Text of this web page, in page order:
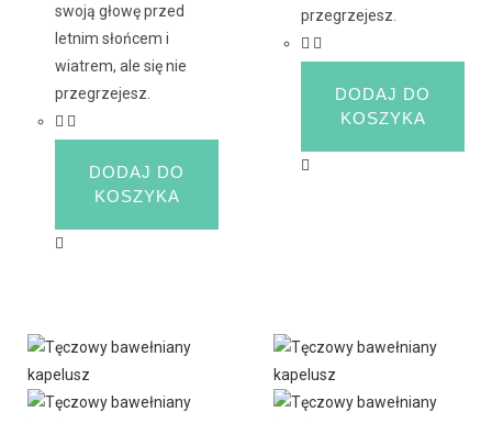
swoją głowę przed
letnim słońcem i
wiatrem, ale się nie
przegrzejesz.
DODAJ DO
KOSZYKA
przegrzejesz.
DODAJ DO
KOSZYKA